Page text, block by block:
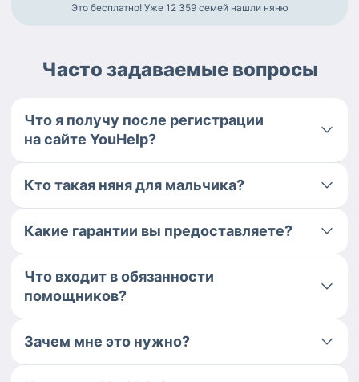
Это бесплатно! Уже 12 359 семей нашли няню
Часто задаваемые вопросы
Что я получу после регистрации
на сайте YouHelp?
Кто такая няня для мальчика?
Какие гарантии вы предоставляете?
Что входит в обязанности
помощников?
Зачем мне это нужно?